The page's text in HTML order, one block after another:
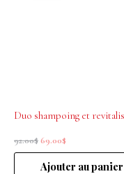
92.00$69.00$
Ajouter au panier